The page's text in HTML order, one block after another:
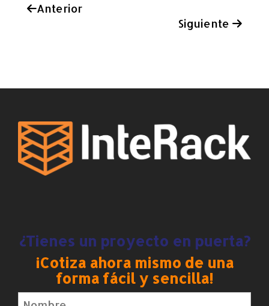
Anterior
Siguiente
¿Tienes un proyecto en puerta?
¡Cotiza ahora mismo de una
forma fácil y sencilla!